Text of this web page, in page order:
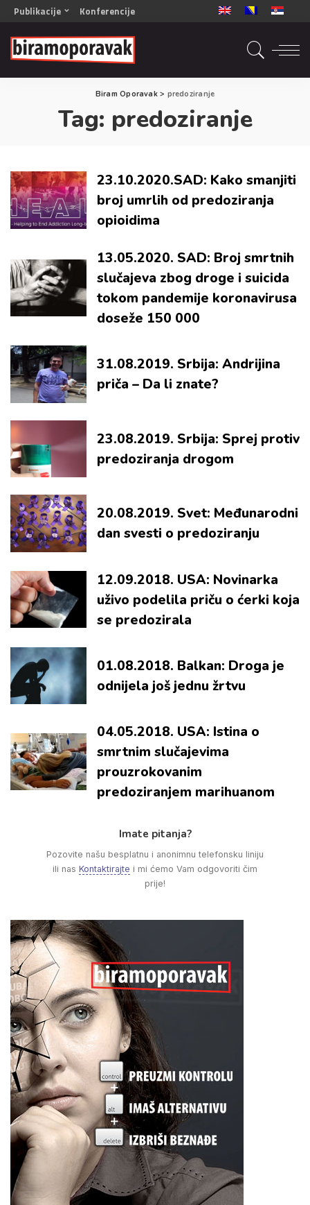
Publikacije
OPORAVAK- Naš zajednički cilj BiH/CG
OPORAVAK- Naš zajednički cilj SRB
RECOVERY- Our common goal ENG
OPORAVAK- Naš zajednički cilj 2
Mala knjiga vještina
Konferencije
Biram Oporavak> predoziranje
Tag: predoziranje
23.10.2020.SAD: Kako smanjiti
broj umrlih od predoziranja
opioidima
13.05.2020. SAD: Broj smrtnih
slučajeva zbog droge i suicida
tokom pandemije koronavirusa
doseže 150 000
31.08.2019. Srbija: Andrijina
priča – Da li znate?
23.08.2019. Srbija: Sprej protiv
predoziranja drogom
20.08.2019. Svet: Međunarodni
dan svesti o predoziranju
12.09.2018. USA: Novinarka
uživo podelila priču o ćerki koja
se predozirala
01.08.2018. Balkan: Droga je
odnijela još jednu žrtvu
04.05.2018. USA: Istina o
smrtnim slučajevima
prouzrokovanim
predoziranjem marihuanom
Imate pitanja?
Pozovite našu besplatnu i anonimnu telefonsku liniju
ili nas Kontaktirajte i mi ćemo Vam odgovoriti čim
prije!